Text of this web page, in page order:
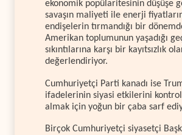
ekonomik popülaritesinin düşüşe
savaşın maliyeti ile enerji
endişelerin tırmandığı bir
Amerikan toplumunun yaşadığı
sıkıntılarına karşı bir kayıtsızlık
değerlendiriyor.
Cumhuriyetçi Parti kanadı ise
ifadelerinin siyasi etkilerini kontrol
almak için yoğun bir çaba sarf
Birçok Cumhuriyetçi siyasetçi